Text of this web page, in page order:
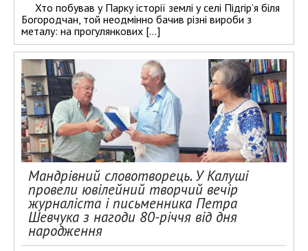
Хто побував у Парку історії землі у селі Підгір’я біля
Богородчан, той неодмінно бачив різні вироби з
металу: на прогулянкових […]
Мандрівний словотворець. У Калуші
провели ювілейний творчий вечір
журналіста і письменника Петра
Шевчука з нагоди 80-річчя від дня
народження